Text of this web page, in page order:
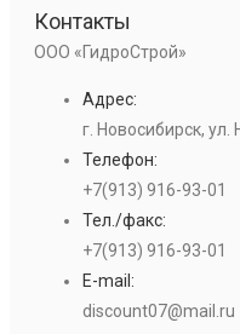
Контакты
ООО «ГидроСтрой»
Адрес:
г. Новосибирск,
Телефон:
+7(913) 916-93-01
Тел./факс:
+7(913) 916-93-01
E-mail:
discount07@mail.ru